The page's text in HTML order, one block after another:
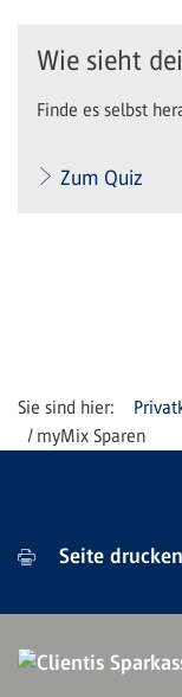
Wie sieht
Finde es selbst
Zum Quiz
myMix Sparen
Seite drucken